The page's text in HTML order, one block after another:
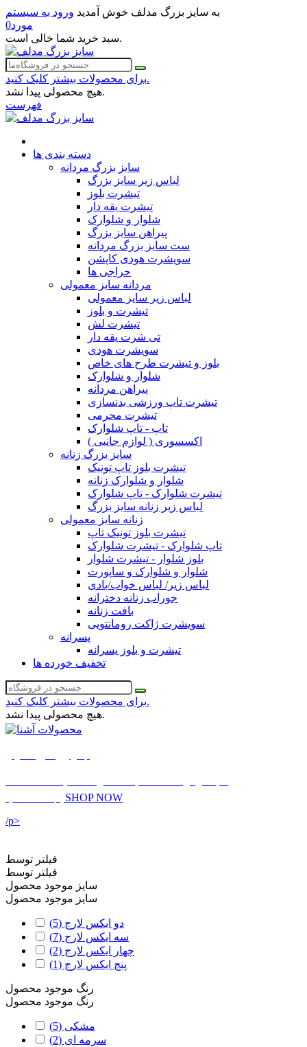
به سایز بزرگ مدلف خوش آمدید ورود به سیستم
0مورد
سبد خرید شما خالی است.
برای محصولات بیشتر کلیک کنید.
هیچ محصولی پیدا نشد.
فهرست
دسته بندی ها
سایز بزرگ مردانه
لباس زیر سایز بزرگ
تیشرت بلوز
تیشرت یقه دار
شلوار و شلوارک
پیراهن سایز بزرگ
ست سایز بزرگ مردانه
سویشرت هودی کاپشن
حراجی ها
مردانه سایز معمولی
لباس زیر سایز معمولی
تیشرت و بلوز
تیشرت لش
تی شرت یقه دار
سویشرت هودی
بلوز و تیشرت طرح های خاص
شلوار و شلوارک
پیراهن مردانه
تیشرت تاپ ورزشی بدنسازی
تیشرت محرمی
تاپ - تاپ شلوارک
اکسسوری ( لوازم جانبی )
سایز بزرگ زنانه
تیشرت بلوز تاپ تونیک
شلوار و شلوارک زنانه
تیشرت شلوارک - تاپ شلوارک
لباس زیر زنانه سایز بزرگ
زنانه سایز معمولی
تیشرت بلوز تونیک تاپ
تاپ شلوارک - تیشرت شلوارک
بلوز شلوار - تیشرت شلوار
شلوار و شلوارک و ساپورت
لباس زیر/ لباس خواب/بادی
جوراب زنانه دخترانه
بافت زنانه
سویشرت ژاکت رومانتویی
پسرانه
تیشرت و بلوز پسرانه
تخفیف خورده ها
برای محصولات بیشتر کلیک کنید.
هیچ محصولی پیدا نشد.
SHOP NOW
/p>
فیلتر توسط
فیلتر توسط
سایز موجود محصول
سایز موجود محصول
دو ایکس لارج (5)
سه ایکس لارج (7)
چهار ایکس لارج (2)
پنج ایکس لارج (1)
رنگ موجود محصول
رنگ موجود محصول
مشکی (5)
سرمه ای (2)